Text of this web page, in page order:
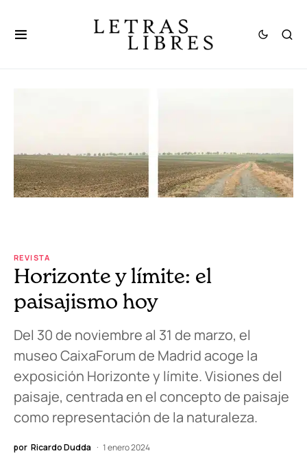
REVISTA
Horizonte y límite: el
paisajismo hoy
Del 30 de noviembre al 31 de marzo, el
museo CaixaForum de Madrid acoge la
exposición Horizonte y límite. Visiones del
paisaje, centrada en el concepto de paisaje
como representación de la naturaleza.
por Ricardo Dudda 1 enero 2024